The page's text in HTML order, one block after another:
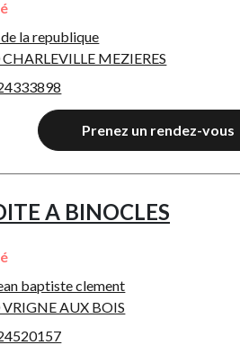
la republique
MEZIERES
Prenez un rendez-vous
A BINOCLES
baptiste clement
AUX BOIS